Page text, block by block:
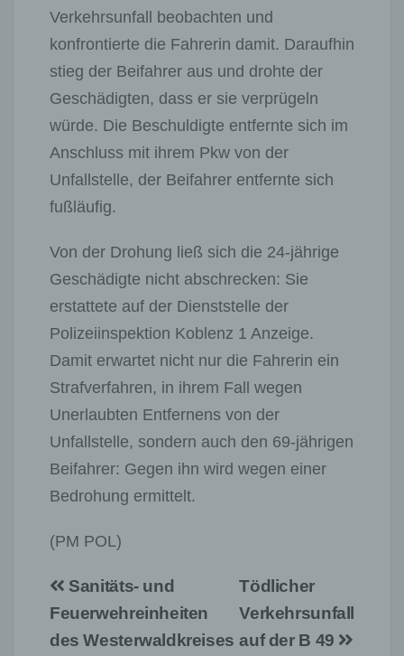
Verkehrsunfall beobachten und
konfrontierte die Fahrerin damit. Daraufhin
stieg der Beifahrer aus und drohte der
Geschädigten, dass er sie verprügeln
würde. Die Beschuldigte entfernte sich im
Anschluss mit ihrem Pkw von der
Unfallstelle, der Beifahrer entfernte sich
fußläufig.
Von der Drohung ließ sich die 24-jährige
Geschädigte nicht abschrecken: Sie
erstattete auf der Dienststelle der
Polizeiinspektion Koblenz 1 Anzeige.
Damit erwartet nicht nur die Fahrerin ein
Strafverfahren, in ihrem Fall wegen
Unerlaubten Entfernens von der
Unfallstelle, sondern auch den 69-jährigen
Beifahrer: Gegen ihn wird wegen einer
Bedrohung ermittelt.
(PM POL)
Beitragsnavigation
Tödlicher
Verkehrsunfall
auf der B 49
Sanitäts- und
Feuerwehreinheiten
des Westerwaldkreises